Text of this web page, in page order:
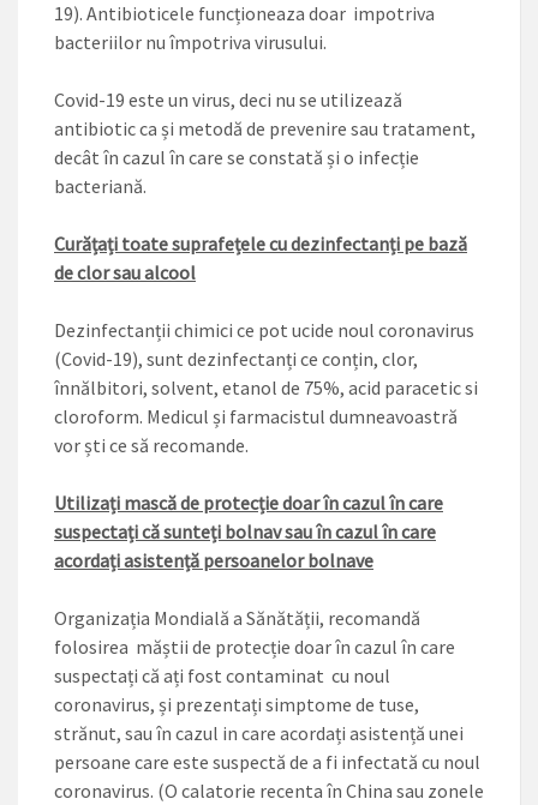
19). Antibioticele funcționeaza doar impotriva
bacteriilor nu împotriva virusului.
Covid-19 este un virus, deci nu se utilizează
antibiotic ca și metodă de prevenire sau tratament,
decât în cazul în care se constată și o infecție
bacteriană.
Curățați toate suprafețele cu dezinfectanți pe bază
de clor sau alcool
Dezinfectanții chimici ce pot ucide noul coronavirus
(Covid-19), sunt dezinfectanți ce conțin, clor,
înnălbitori, solvent, etanol de 75%, acid paracetic si
cloroform. Medicul și farmacistul dumneavoastră
vor ști ce să recomande.
Utilizați mască de protecție doar în cazul în care
suspectați că sunteți bolnav sau în cazul în care
acordați asistență persoanelor bolnave
Organizația Mondială a Sănătății, recomandă
folosirea măștii de protecție doar în cazul în care
suspectați că ați fost contaminat cu noul
coronavirus, și prezentați simptome de tuse,
strănut, sau în cazul in care acordați asistență unei
persoane care este suspectă de a fi infectată cu noul
coronavirus. (O calatorie recenta în China sau zonele